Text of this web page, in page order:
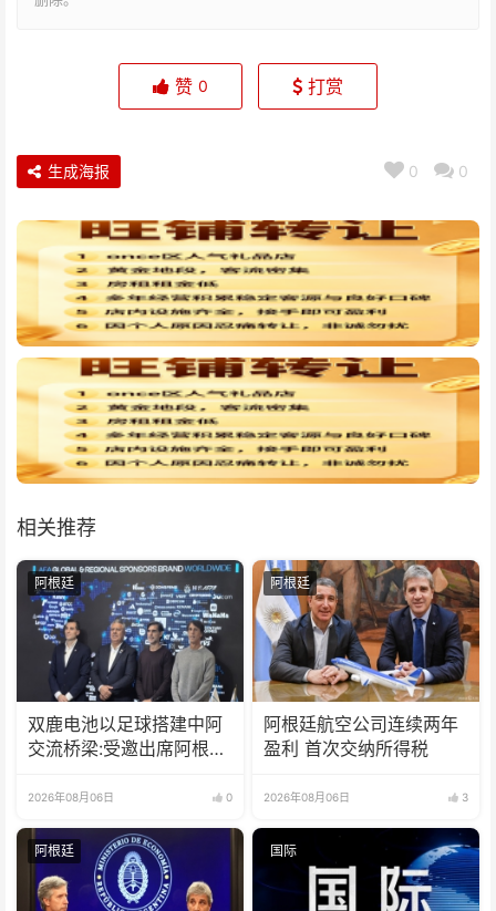
赞 0 打赏
0 0
生成海报
相关推荐
阿根廷
双鹿电池以足球搭建中阿
交流桥梁:受邀出席阿根廷
2026年08月06日 0
阿根廷
阿根廷航空公司连续两年
盈利 首次交纳所得税
2026年08月06日 3
阿根廷 国际